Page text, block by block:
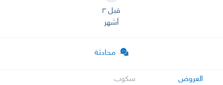
قبل ٣
أشهر
محادثة
العروض سكوب